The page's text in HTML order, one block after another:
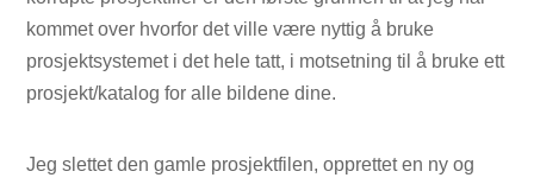
kommet over hvorfor det ville være nyttig å bruke
prosjektsystemet i det hele tatt, i motsetning til å bruke ett
prosjekt/katalog for alle bildene dine.
Jeg slettet den gamle prosjektfilen, opprettet en ny og